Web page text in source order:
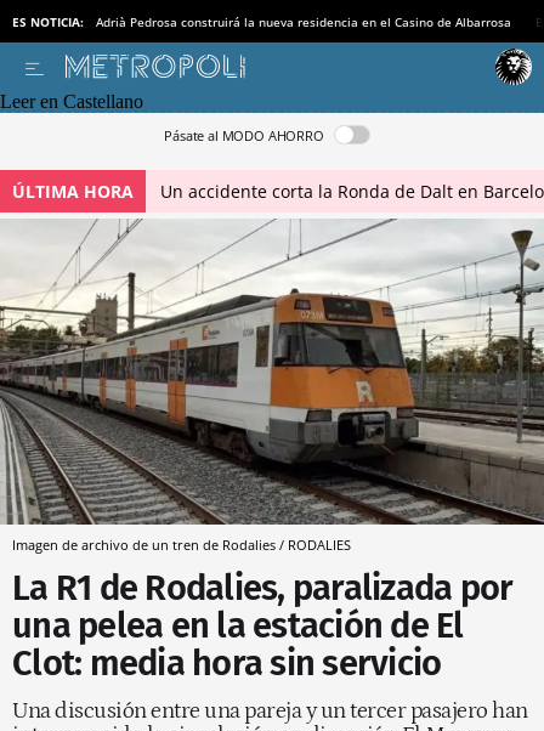
ES NOTICIA: Adrià Pedrosa construirá la nueva residencia en el Casino de Albarrosa
Leer en Castellano
Pásate al MODO AHORRO
ÚLTIMA HORA Un accidente corta la Ronda de Dalt en
Imagen de archivo de un tren de Rodalies / RODALIES
La R1 de Rodalies, paralizada por
una pelea en la estación de El
Clot: media hora sin servicio
Una discusión entre una pareja y un tercer pasajero han